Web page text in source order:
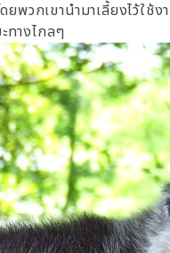
พวกเขานำมาเลี้ยงไว้ใช้
ทางไกลๆ